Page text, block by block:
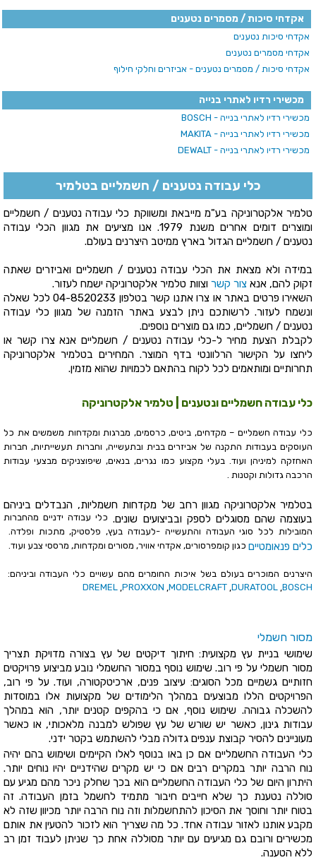
אקדחי סיכות / מסמרים נטענים
אקדחי סיכות נטענים
אקדחי מסמרים נטענים
אקדחי סיכות / מסמרים נטענים - אביזרים וחלקי חילוף
מכשירי רדיו לאתרי בנייה
מכשירי רדיו לאתרי בנייה - BOSCH
מכשירי רדיו לאתרי בנייה - MAKITA
מכשירי רדיו לאתרי בנייה - DEWALT
כלי עבודה נטענים / חשמליים בטלמיר
טלמיר אלקטרוניקה בע"מ מייבאת ומשווקת כלי עבודה נטענים / חשמליים
ומוצרים דומים אחרים משנת 1979. אנו מציעים את מגוון הכלי עבודה
נטענים / חשמליים הגדול בארץ ממיטב היצרנים בעולם.
במידה ולא מצאת את הכלי עבודה נטענים / חשמליים ואביזרים שאתה
זקוק להם, אנא צור קשר וצוות טלמיר אלקטרוניקה ישמח לעזור.
השאירו פרטים באתר או צרו אתנו קשר בטלפון 04-8520233 לכל שאלה
ונשמח לעזור. לרשותכם ניתן לבצע באתר הזמנה של מגוון כלי עבודה
נטענים / חשמליים, כמו גם מוצרים נוספים.
לקבלת הצעת מחיר ל-כלי עבודה נטענים / חשמליים אנא צרו קשר או
ליחצו על הקישור הרלוונטי בדף המוצר. המחירים בטלמיר אלקטרוניקה
תחרותיים ומותאמים לכל לקוח בהתאם לכמויות שהוא מזמין.
כלי עבודה חשמליים ונטענים | טלמיר אלקטרוניקה
כלי עבודה חשמליים – מקדחים, ביטים, כרסמים, מברגות ומקדחות משמשים את כל
העוסקים בעבודות התקנה של אביזרים בבית ובתעשייה, וחברות תעשייתיות, חברות
האחזקה למיניהן ועוד. בעלי מקצוע כמו נגרים, בנאים, שיפוצניקים מבצעי עבודות
הרכבה גדולות וקטנות .
בטלמיר אלקטרוניקה מגוון רחב של מקדחות חשמליות, הנבדלים ביניהם
בעוצמה שהם מסוגלים לספק ובביצועים שונים. כלי עבודה ידניים מהחברות
המובילות לכל סוגי העבודה והתעשייה -לעבודה בעץ, פלסטיק, מתכות ופלדה.
כלים פנאומטיים כגון קומפרסורים, אקדחי אוויר, מסורים ומקדחות, מרססי צבע ועוד.
היצרנים המוכרים בעולם בשל איכות החומרים מהם עשויים כלי העבודה וביניהם:
BOSCH
,
DURATOOL
,
MODELCRAFT
,
PROXXON
,
DREMEL
מסור חשמלי
שימושי בניית עץ מקצועית: חיתוך דיקטים של עץ בצורה מדויקת תצריך
מסור חשמלי על פי רוב. שימוש נוסף במסור החשמלי נובע מביצוע פרויקטים
חזותיים גשמיים מכל הסוגים: עיצוב פנים, ארכיטקטורה, ועוד. על פי רוב,
הפרויקטים הללו מבוצעים במהלך הלימודים של מקצועות אלו במוסדות
להשכלה גבוהה. שימוש נוסף, אם כי בהקפים קטנים יותר, הוא במהלך
עבודות גינון, כאשר יש שורש של עץ שפולש למבנה מלאכותי, או כאשר
מעוניינים להסיר קבוצת ענפים גדולה מבלי להשתמש בקטר ידני.
כלי העבודה החשמליים אם כן באו בנוסף לאלו הקיימים ושימוש בהם יהיה
נוח הרבה יותר במקרים רבים אם כי יש מקרים שהידניים יהיו נוחים יותר.
היתרון היום של כלי העבודה החשמליים הוא בכך שחלק ניכר מהם מגיע עם
סוללה נטענת כך שלא חייבים חיבור מתמיד לחשמל בזמן העבודה. זה
בטוח יותר וחוסך את הסיכון להתחשמלות וזה נוח הרבה יותר מכיוון שזה לא
מקבע אותנו לאזור עבודה אחד. כל מה שצריך הוא לזכור להטעין את אותם
מכשירים ורובם גם מגיעים עם יותר מסוללה אחת כך שניתן לעבוד זמן רב
ללא הטענה.